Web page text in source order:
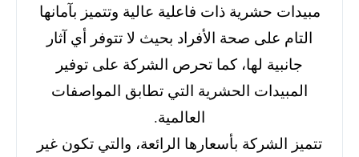
مبيدات حشرية ذات فاعلية عالية وتتميز بآمانها
التام على صحة الأفراد بحيث لا تتوفر أي آثار
جانبية لها، كما تحرص الشركة على توفير
المبيدات الحشرية التي تطابق المواصفات
العالمية.
تتميز الشركة بأسعارها الرائعة، والتي تكون غير